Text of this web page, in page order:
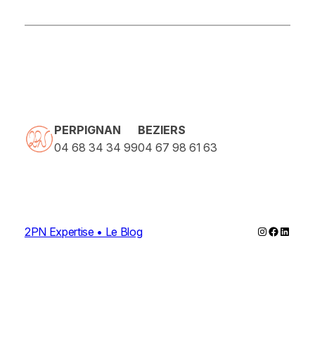
PERPIGNAN
04 68 34 34 99
BEZIERS
04 67 98 61 63
2PN Expertise • Le Blog Instagram